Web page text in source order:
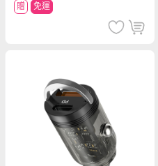
贈 免運